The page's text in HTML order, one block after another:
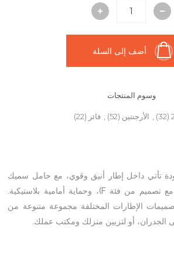
أضف إلى السلة
وسوم المنتجات
(32)
, الأرجنتين (52)
, فائز (22)
تأتي داخل إطار أنيق وقوي، مع حامل سميك
أبيض داخلي (غير متاح مع تصميم من فئة F)، وحماية أمامية بلاستيكية.
الإطارات المختلفة مجموعة متنوعة من
الجدران، أو لتزيين منزلك ومكتب عملك.